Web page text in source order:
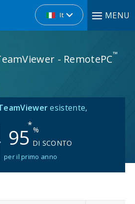
It MENU
- RemotePC™
esistente,
95
*%
DI SCONTO
per il primo anno